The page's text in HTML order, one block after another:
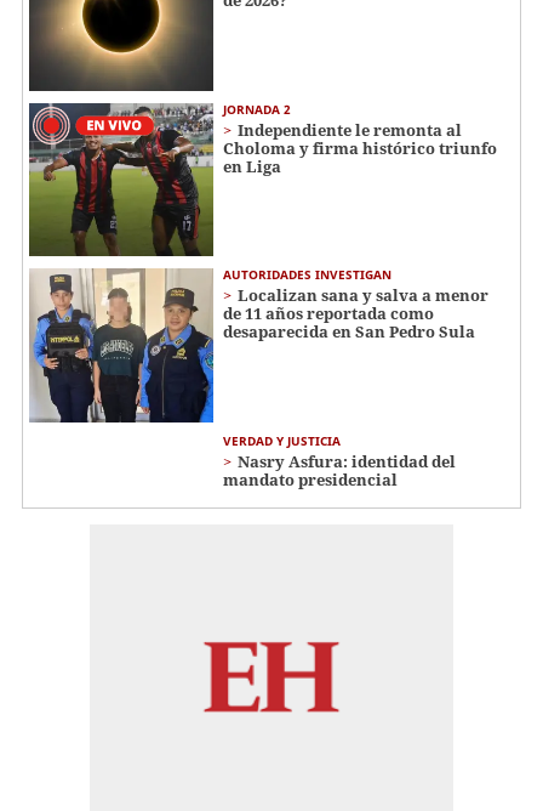
JORNADA 2
Independiente le remonta al
Choloma y firma histórico triunfo
en Liga
AUTORIDADES INVESTIGAN
Localizan sana y salva a menor
de 11 años reportada como
desaparecida en San Pedro Sula
VERDAD Y JUSTICIA
Nasry Asfura: identidad del
mandato presidencial